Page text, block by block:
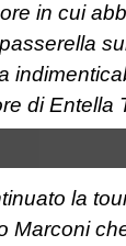
in cui
di Entella
la
Marconi